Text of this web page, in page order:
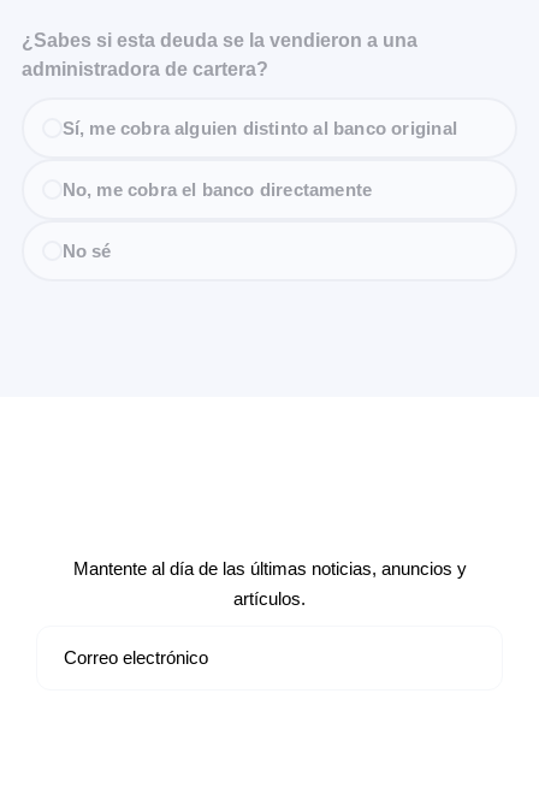
¿Sabes si esta deuda se la vendieron a una
administradora de cartera?
Sí, me cobra alguien distinto al banco original
No, me cobra el banco directamente
No sé
Mantente al día de las últimas noticias, anuncios y
artículos.